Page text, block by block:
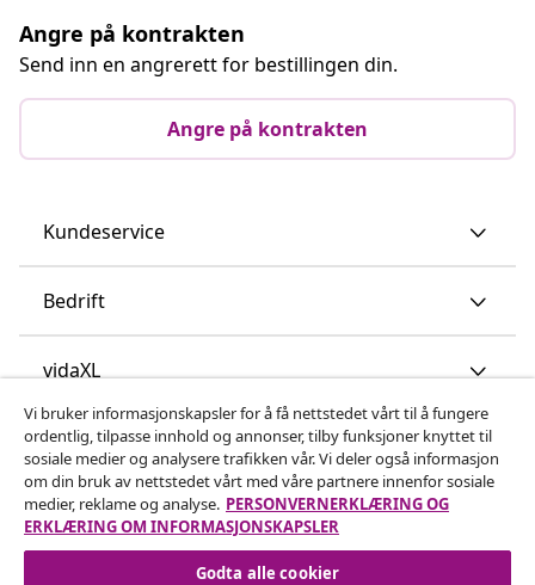
Angre på kontrakten
Send inn en angrerett for bestillingen din.
Angre på kontrakten
Kundeservice
Bedrift
vidaXL
Oppdag mer
Vi bruker informasjonskapsler for å få nettstedet vårt til å fungere
ordentlig, tilpasse innhold og annonser, tilby funksjoner knyttet til
sosiale medier og analysere trafikken vår. Vi deler også informasjon
om din bruk av nettstedet vårt med våre partnere innenfor sosiale
medier, reklame og analyse. PERSONVERNERKLÆRING OG
ERKLÆRING OM INFORMASJONSKAPSLER
Godta alle cookier